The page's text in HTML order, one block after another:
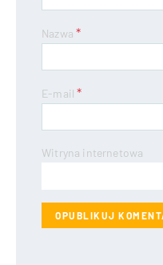
Nazwa*
E-mail*
Witryna internetowa